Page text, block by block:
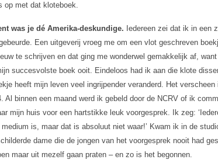
op met dat kloteboek.
was je dé Amerika-deskundige. Iedereen zei dat ik in een
Een uitgeverij vroeg me om een vlot geschreven
te schrijven en dat ging me wonderwel gemakkelijk af,
succesvolste boek ooit. Eindeloos had ik aan die klote
heeft mijn leven veel ingrijpender veranderd. Het
Al binnen een maand werd ik gebeld door de NCRV of ik
mijn huis voor een hartstikke leuk voorgesprek. Ik zeg:
is, maar dat is absoluut niet waar!’ Kwam ik in de
dame die de jongen van het voorgesprek nooit had
maar uit mezelf gaan praten – en zo is het begonnen.